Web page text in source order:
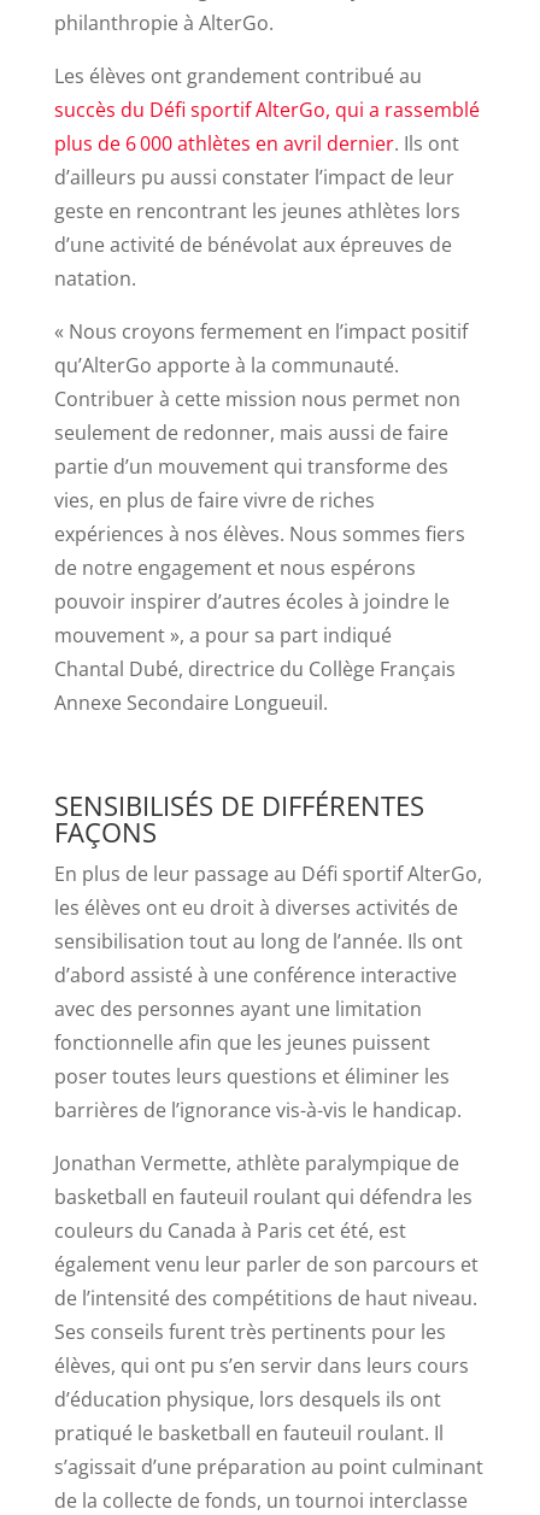
philanthropie à AlterGo.
Les élèves ont grandement contribué au
succès du Défi sportif AlterGo, qui a rassemblé
plus de 6 000 athlètes en avril dernier. Ils ont
d’ailleurs pu aussi constater l’impact de leur
geste en rencontrant les jeunes athlètes lors
d’une activité de bénévolat aux épreuves de
natation.
« Nous croyons fermement en l’impact positif
qu’AlterGo apporte à la communauté.
Contribuer à cette mission nous permet non
seulement de redonner, mais aussi de faire
partie d’un mouvement qui transforme des
vies, en plus de faire vivre de riches
expériences à nos élèves. Nous sommes fiers
de notre engagement et nous espérons
pouvoir inspirer d’autres écoles à joindre le
mouvement », a pour sa part indiqué
Chantal Dubé, directrice du Collège Français
Annexe Secondaire Longueuil.
SENSIBILISÉS DE DIFFÉRENTES
FAÇONS
En plus de leur passage au Défi sportif AlterGo,
les élèves ont eu droit à diverses activités de
sensibilisation tout au long de l’année. Ils ont
d’abord assisté à une conférence interactive
avec des personnes ayant une limitation
fonctionnelle afin que les jeunes puissent
poser toutes leurs questions et éliminer les
barrières de l’ignorance vis-à-vis le handicap.
Jonathan Vermette, athlète paralympique de
basketball en fauteuil roulant qui défendra les
couleurs du Canada à Paris cet été, est
également venu leur parler de son parcours et
de l’intensité des compétitions de haut niveau.
Ses conseils furent très pertinents pour les
élèves, qui ont pu s’en servir dans leurs cours
d’éducation physique, lors desquels ils ont
pratiqué le basketball en fauteuil roulant. Il
s’agissait d’une préparation au point culminant
de la collecte de fonds, un tournoi interclasse